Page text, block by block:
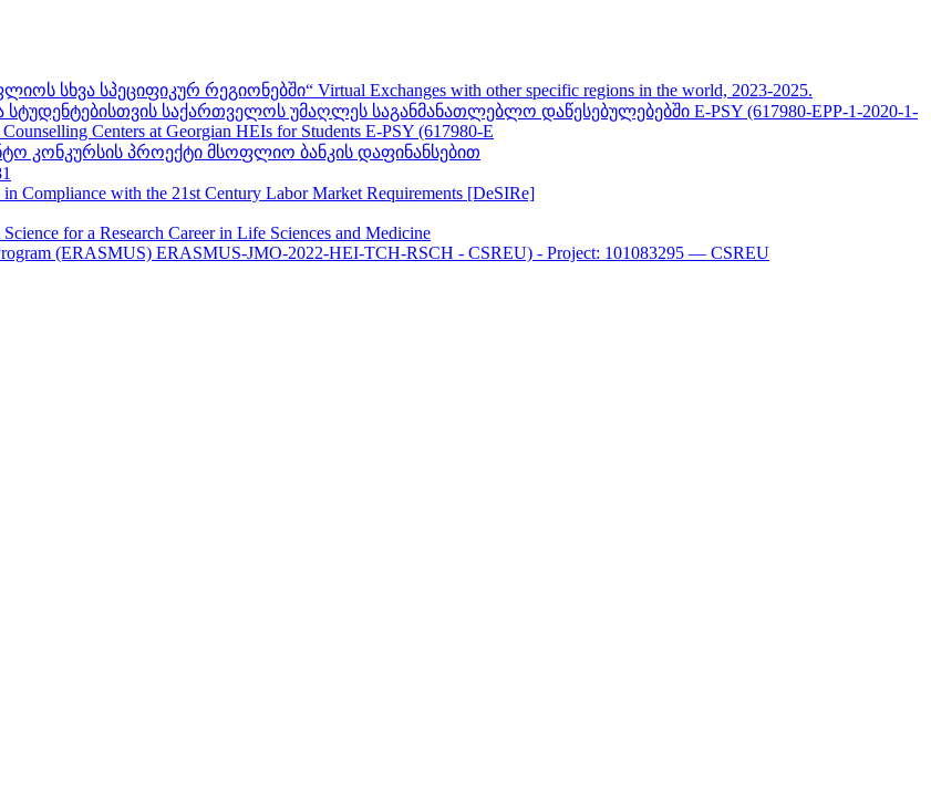
სხვა სპეციფიკურ რეგიონებში“ Virtual Exchanges with other specific regions in the world, 2023-2025.
საქართველოს უმაღლეს საგანმანათლებლო დაწესებულებებში E-PSY (617980-EPP-1-2020-1-
Centers at Georgian HEIs for Students E-PSY (617980-E
კონკურსის პროექტი მსოფლიო ბანკის დაფინანსებით
Compliance with the 21st Century Labor Market Requirements [DeSIRe]
for a Research Career in Life Sciences and Medicine
(ERASMUS) ERASMUS-JMO-2022-HEI-TCH-RSCH - CSREU) - Project: 101083295 — CSREU